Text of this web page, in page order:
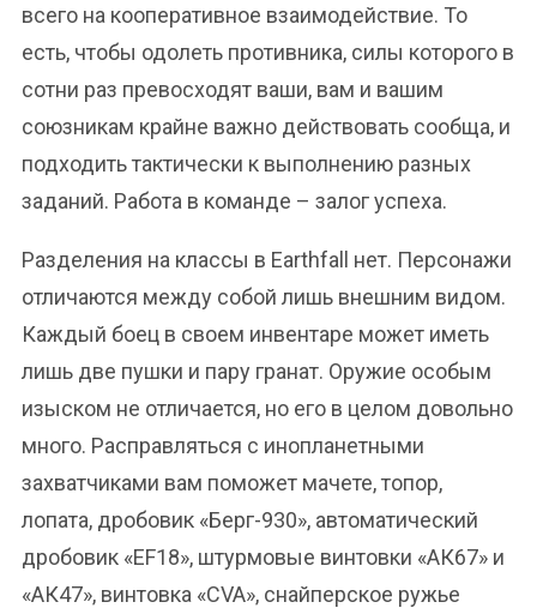
всего на кооперативное взаимодействие. То
есть, чтобы одолеть противника, силы которого в
сотни раз превосходят ваши, вам и вашим
союзникам крайне важно действовать сообща, и
подходить тактически к выполнению разных
заданий. Работа в команде – залог успеха.
Разделения на классы в Earthfall нет. Персонажи
отличаются между собой лишь внешним видом.
Каждый боец в своем инвентаре может иметь
лишь две пушки и пару гранат. Оружие особым
изыском не отличается, но его в целом довольно
много. Расправляться с инопланетными
захватчиками вам поможет мачете, топор,
лопата, дробовик «Берг-930», автоматический
дробовик «EF18», штурмовые винтовки «АК67» и
«АК47», винтовка «CVA», снайперское ружье